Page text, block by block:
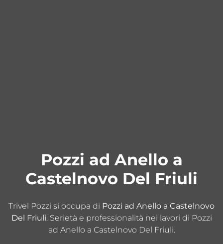
Pozzi ad Anello a
Castelnovo Del Friuli
Trivel Pozzi si occupa di Pozzi ad Anello a Castelnovo
Del Friuli. Serietà e professionalità nei lavori di Pozzi
ad Anello a Castelnovo Del Friuli.